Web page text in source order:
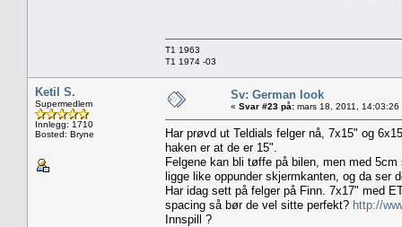
T1 1963
T1 1974 -03
Ketil S.
Supermedlem
Innlegg: 1710
Bosted: Bryne
Sv: German look
« Svar #23 på: mars 18, 2011, 14:03:26
Har prøvd ut Teldials felger nå, 7x15" og
haken er at de er 15".
Felgene kan bli tøffe på bilen, men med
ligge like oppunder skjermkanten, og da ser
Har idag sett på felger på Finn. 7x17" med
spacing så bør de vel sitte perfekt? http://
Innspill ?